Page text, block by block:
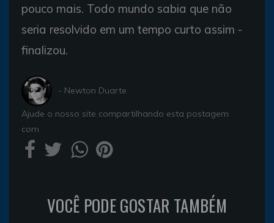
pouco mais. Todo mundo sabia que não
seria resolvido em um tempo curto assim -
finalizou.
- Newton Duarte
Ajude o nosso site compartilhando esta postagem
com
VOCÊ PODE GOSTAR TAMBÉM